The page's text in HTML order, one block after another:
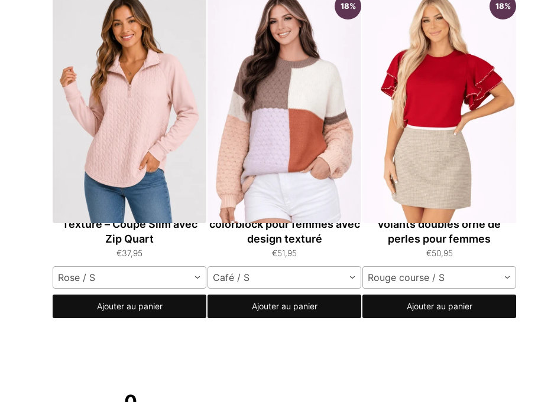
Sweatshirt Femme Polyester
Texturé – Coupe Slim avec
Zip Quart
€37,95
Rose / S
Ajouter au panier
18%
Pull ample en tricot
colorblock pour femmes avec
design texturé
€51,95
Café / S
Ajouter au panier
18%
Pull à manches courtes à
volants doubles orné de
perles pour femmes
€50,95
Rouge course / S
Ajouter au panier